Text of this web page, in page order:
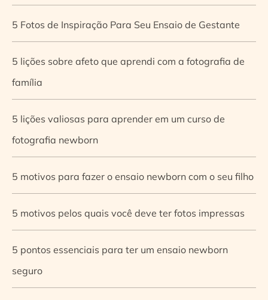
5 Fotos de Inspiração Para Seu Ensaio de Gestante
5 lições sobre afeto que aprendi com a fotografia de
família
5 lições valiosas para aprender em um curso de
fotografia newborn
5 motivos para fazer o ensaio newborn com o seu filho
5 motivos pelos quais você deve ter fotos impressas
5 pontos essenciais para ter um ensaio newborn
seguro